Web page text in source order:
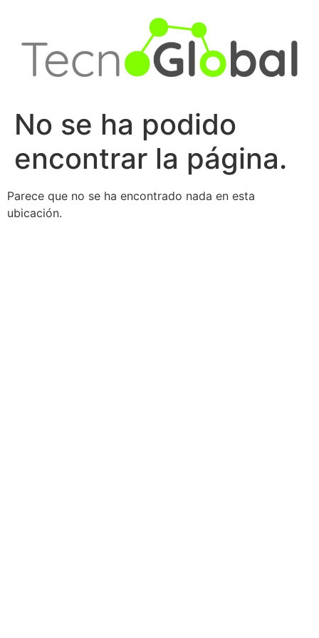
contenido
No se ha podido
encontrar la página.
Parece que no se ha encontrado nada en esta
ubicación.